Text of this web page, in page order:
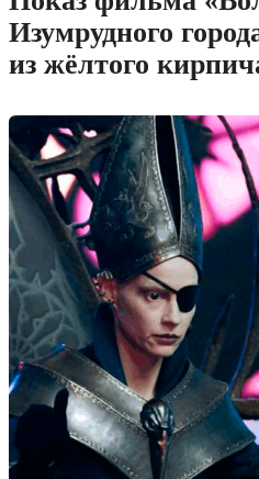
Изумрудного
из жёлтого